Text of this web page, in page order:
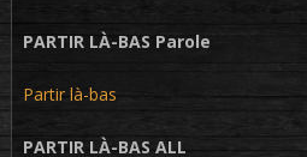
PARTIR LÀ-BAS Parole
Partir là-bas
PARTIR LÀ-BAS ALL